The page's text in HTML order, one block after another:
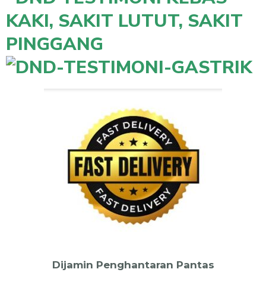
Dijamin Penghantaran Pantas